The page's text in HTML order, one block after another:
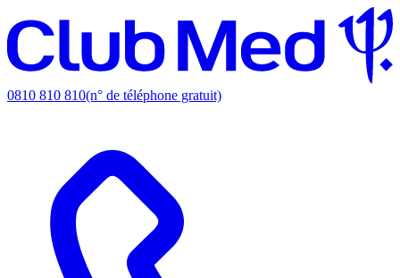
0810 810 810(n° de téléphone gratuit)